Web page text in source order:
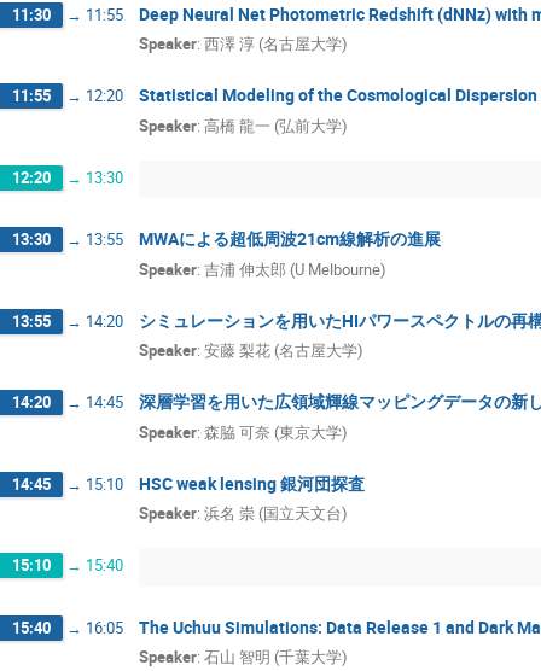
11:30 → 11:55 Deep Neural Net Photometric Redshift (dNNz) with
Speaker: 西澤 淳 (名古屋大学)
11:55 → 12:20 Statistical Modeling of the Cosmological Dispersion
Speaker: 高橋 龍一 (弘前大学)
12:20 → 13:30
13:30 → 13:55 MWAによる超低周波21cm線解析の進展
Speaker: 吉浦 伸太郎 (U Melbourne)
13:55 → 14:20 シミュレーションを用いたHIパワースペクトルの再
Speaker: 安藤 梨花 (名古屋大学)
14:20 → 14:45 深層学習を用いた広領域輝線マッピングデータの新
Speaker: 森脇 可奈 (東京大学)
14:45 → 15:10 HSC weak lensing 銀河団探査
Speaker: 浜名 崇 (国立天文台)
15:10 → 15:40
15:40 → 16:05 The Uchuu Simulations: Data Release 1 and Dark
Speaker: 石山 智明 (千葉大学)